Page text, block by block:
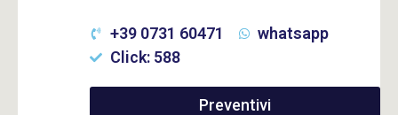
+39 0731 60471
whatsapp
Click: 588
Preventivi